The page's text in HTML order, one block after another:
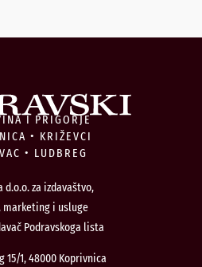
I PRIGORJE
• KRIŽEVCI
• LUDBREG
d.o.o. za izdavaštvo,
marketing i usluge
Podravskoga lista
15/1, 48000 Koprivnica